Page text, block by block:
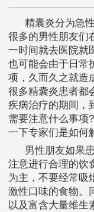
精囊炎分为急
很多的男性朋友们
一时间就去医院就
也可能会由于日常
项，久而久之就造
很多精囊炎患者都
疾病治疗的期间，
需要注意什么事项
一下专家们是如何
男性朋友如果
注意进行合理的饮
为主，不要经常吸
激性口味的食物。
以及富含大量维生